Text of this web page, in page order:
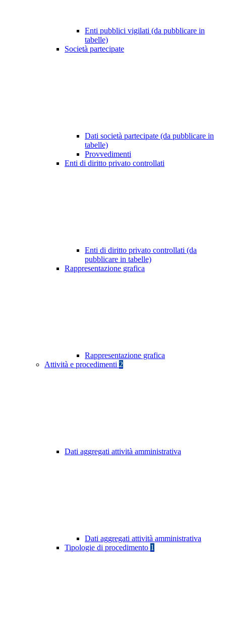
Enti pubblici vigilati (da pubblicare in
tabelle)
Società partecipate
Dati società partecipate (da pubblicare in
tabelle)
Provvedimenti
Enti di diritto privato controllati
Enti di diritto privato controllati (da
pubblicare in tabelle)
Rappresentazione grafica
Rappresentazione grafica
Attività e procedimenti 2
Dati aggregati attività amministrativa
Dati aggregati attività amministrativa
Tipologie di procedimento 1